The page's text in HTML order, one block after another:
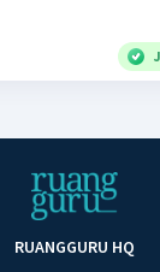
RUANGGURU HQ